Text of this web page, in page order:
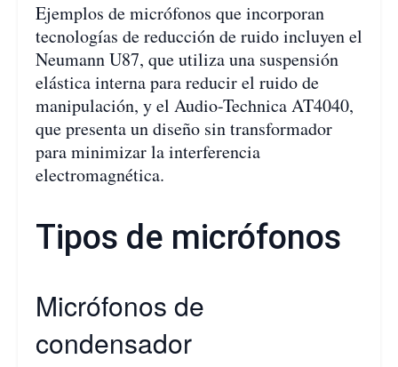
Ejemplos de micrófonos que incorporan
tecnologías de reducción de ruido incluyen el
Neumann U87, que utiliza una suspensión
elástica interna para reducir el ruido de
manipulación, y el Audio-Technica AT4040,
que presenta un diseño sin transformador
para minimizar la interferencia
electromagnética.
Tipos de micrófonos
Micrófonos de
condensador